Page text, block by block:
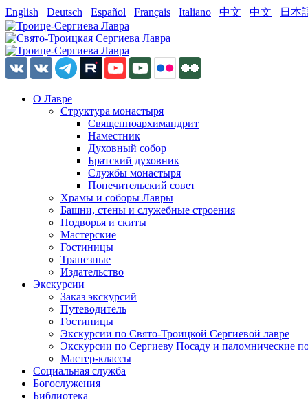
English Deutsch Español Français Italiano 中文 中文 日本
О Лавре
Структура монастыря
Священноархимандрит
Наместник
Духовный собор
Братский духовник
Службы монастыря
Попечительский совет
Храмы и соборы Лавры
Башни, стены и служебные строения
Подворья и скиты
Мастерские
Гостиницы
Трапезные
Издательство
Экскурсии
Заказ экскурсий
Путеводитель
Гостиницы
Экскурсии по Свято-Троицкой Сергиевой лавре
Экскурсии по Сергиеву Посаду и паломнические
Мастер-классы
Социальная служба
Богослужения
Библиотека